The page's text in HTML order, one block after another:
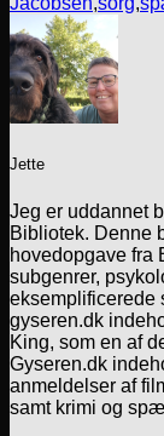
Jette
Jeg er uddannet
Bibliotek. Denne
hovedopgave fra
subgenrer,
eksemplificerede
gyseren.dk
King, som en af
Gyseren.dk
anmeldelser af
samt krimi og